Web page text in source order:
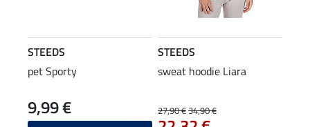
STEEDS
pet Sporty
9,99 €
STEEDS
sweat hoodie Liara
27,90 €34,90 €